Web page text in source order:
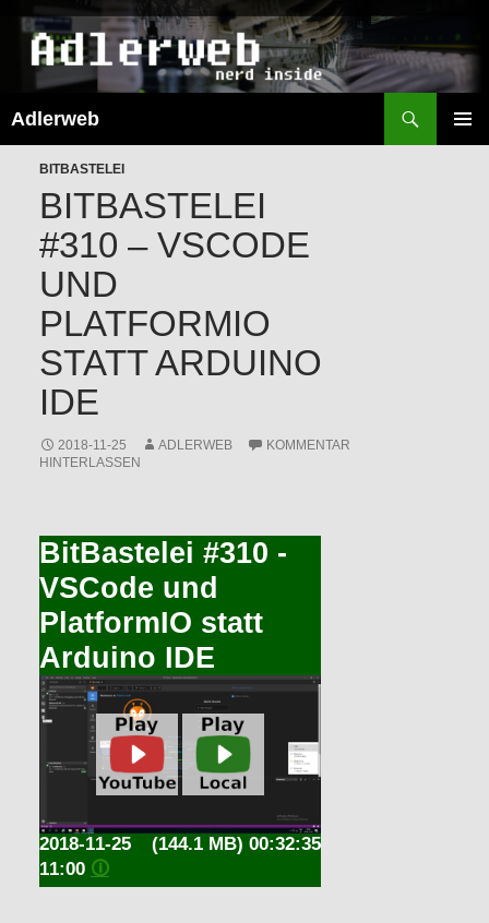
Adlerweb
SPRINGEN
BITBASTELEI
BITBASTELEI
#310 – VSCODE
UND
PLATFORMIO
STATT ARDUINO
IDE
2018-11-25 ADLERWEB
KOMMENTAR
HINTERLASSEN
BitBastelei #310 -
VSCode und
PlatformIO statt
Arduino IDE
(144.1 MB) 00:32:35
2018-11-25
11:00 🛈